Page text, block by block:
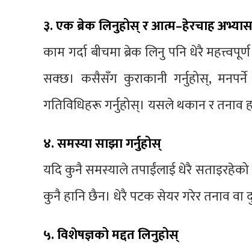
३. एक ब्रेक लिनुहोस् र आत्म–हेरचाह
काम गर्दा बीचमा ब्रेक लिनु पनि धेरै
सक्छ। कसैसँग कुराकानी गर्नुहोस्,
गतिविधिहरू गर्नुहोस्। यसले थकान र तनाव
४. समस्या साझा गर्नुहोस्
यदि कुनै समस्याले तपाईंलाई धेरै
कुनै हानि छैन। धेरै पटक सेयर गरेर तनाव वा
५. विशेषज्ञको मद्दत लिनुहोस्